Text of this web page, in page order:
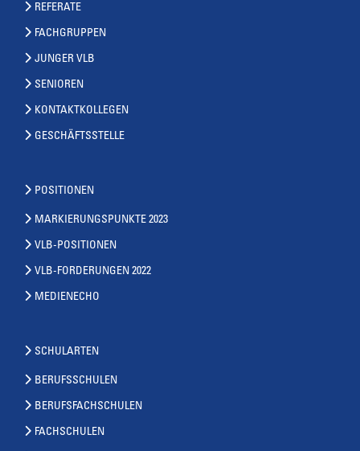
REFERATE
FACHGRUPPEN
JUNGER VLB
SENIOREN
KONTAKTKOLLEGEN
GESCHÄFTSSTELLE
POSITIONEN
MARKIERUNGSPUNKTE 2023
VLB-POSITIONEN
VLB-FORDERUNGEN 2022
MEDIENECHO
SCHULARTEN
BERUFSSCHULEN
BERUFSFACHSCHULEN
FACHSCHULEN